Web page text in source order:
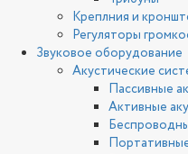
Креплния и
Регуляторы
Звуковое оборудование
Акустические
Пассивные
Активные